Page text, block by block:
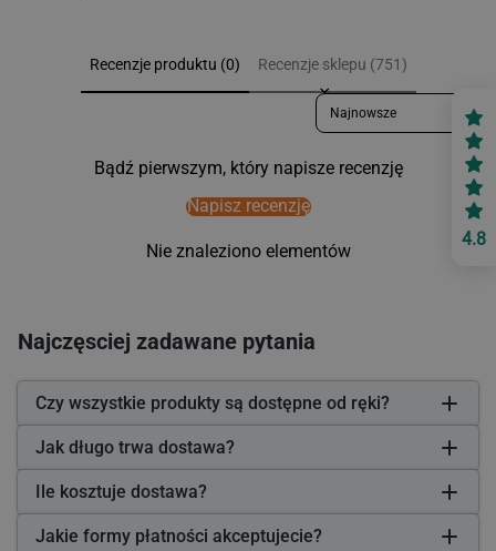
Recenzje produktu (0) Recenzje sklepu (751)
Sort reviews by
Bądź pierwszym, który napisze recenzję
Napisz recenzję
Nie znaleziono elementów
Najczęsciej zadawane pytania
Czy wszystkie produkty są dostępne od ręki?
Jak długo trwa dostawa?
Ile kosztuje dostawa?
Jakie formy płatności akceptujecie?
4.8